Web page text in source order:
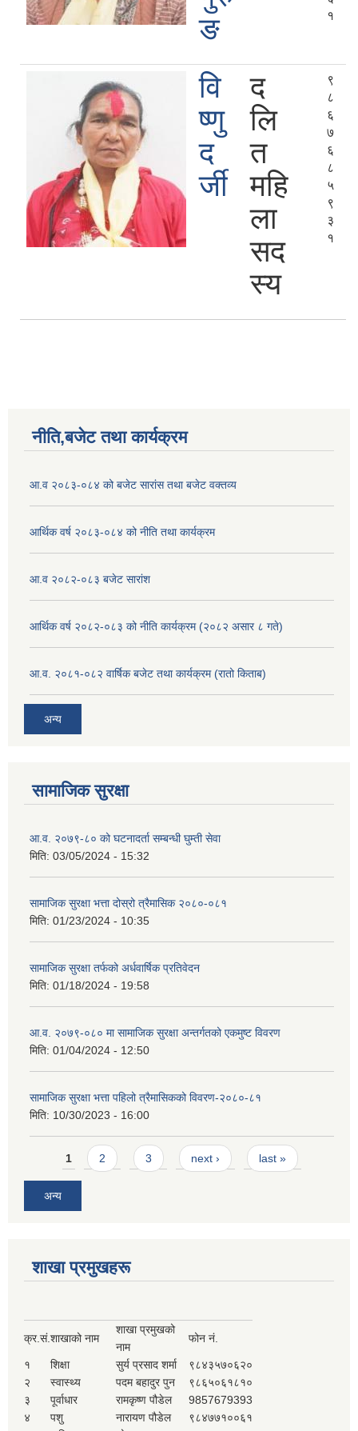
ङ
१
वि
ष्णु
द
र्जी
द
लि
त
महि
ला
सद
स्य
९
८
६
७
६
८
५
९
३
१
नीति,बजेट तथा कार्यक्रम
आ.व २०८३-०८४ को बजेट सारांस तथा बजेट वक्तव्य
आर्थिक वर्ष २०८३-०८४ को नीति तथा कार्यक्रम
आ.व २०८२-०८३ बजेट सारांश
आर्थिक वर्ष २०८२-०८३ को नीति कार्यक्रम (२०८२ असार ८ गते)
आ.व. २०८१-०८२ वार्षिक बजेट तथा कार्यक्रम (रातो किताब)
अन्य
सामाजिक सुरक्षा
आ.व. २०७९-८० को घटनादर्ता सम्बन्धी घुम्ती सेवा
मिति: 03/05/2024 - 15:32
सामाजिक सुरक्षा भत्ता दोस्रो त्रैमासिक २०८०-०८१
मिति: 01/23/2024 - 10:35
सामाजिक सुरक्षा तर्फको अर्धवार्षिक प्रतिवेदन
मिति: 01/18/2024 - 19:58
आ.व. २०७९-०८० मा सामाजिक सुरक्षा अन्तर्गतको एकमुष्ट विवरण
मिति: 01/04/2024 - 12:50
सामाजिक सुरक्षा भत्ता पहिलो त्रैमासिकको विवरण-२०८०-८१
मिति: 10/30/2023 - 16:00
Pages
1 2 3 next › last »
अन्य
शाखा प्रमुखहरू
क्र.सं.शाखाको नाम
शाखा प्रमुखको
नाम
फोन नं.
१ शिक्षा सुर्य प्रसाद शर्मा
९८४३५७०६२०
२
स्वास्थ्य पदम बहादुर पुन
९८६५०६१८१०
३
पूर्वाधार रामकृष्ण पौडेल
9857679393
४
पशु नारायण पौडेल
९८४७७१००६१